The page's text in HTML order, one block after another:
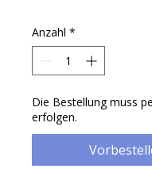
Anzahl *
Die Bestellung muss
erfolgen.